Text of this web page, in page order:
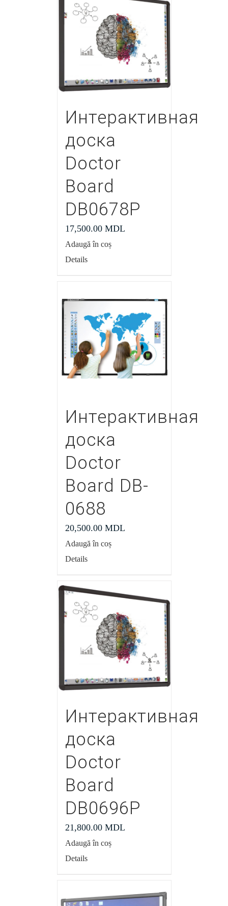
Интерактивная
доска
Doctor
Board
DB0678P
17,500.00 MDL
Adaugă în coș
Details
Интерактивная
доска
Doctor
Board DB-
0688
20,500.00 MDL
Adaugă în coș
Details
Интерактивная
доска
Doctor
Board
DB0696P
21,800.00 MDL
Adaugă în coș
Details